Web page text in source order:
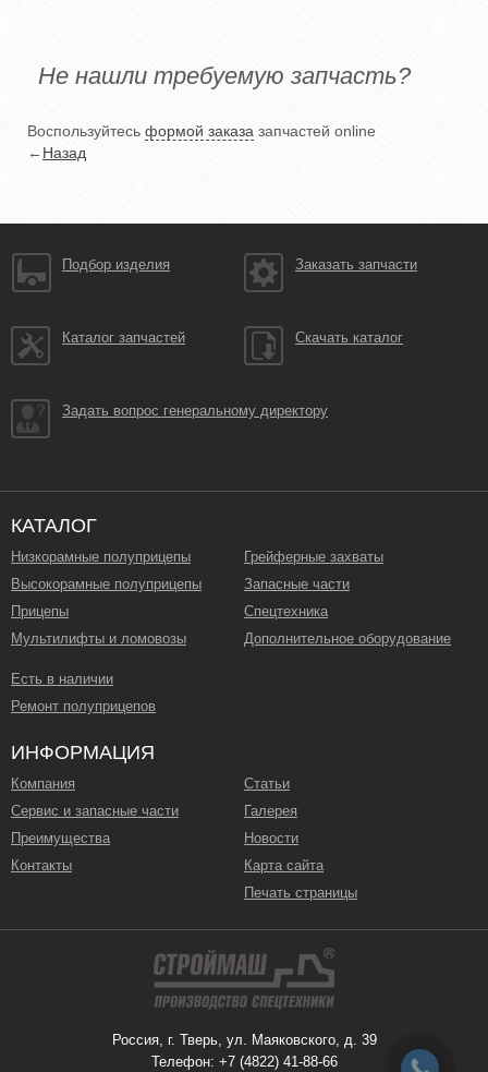
Не нашли требуемую запчасть?
Воспользуйтесь формой заказа запчастей online
←Назад
Подбор изделия Заказать запчасти
Каталог запчастей Скачать каталог
Задать вопрос генеральному директору
КАТАЛОГ
Низкорамные полуприцепы
Высокорамные полуприцепы
Прицепы
Мультилифты и ломовозы
Грейферные захваты
Запасные части
Спецтехника
Дополнительное оборудование
Есть в наличии
Ремонт полуприцепов
ИНФОРМАЦИЯ
Компания
Сервис и запасные части
Преимущества
Контакты
Статьи
Галерея
Новости
Карта сайта
Печать страницы
Россия, г. Тверь, ул. Маяковского, д. 39
Телефон: +7 (4822) 41-88-66